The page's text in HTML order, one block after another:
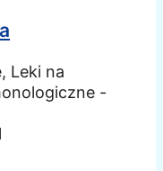
Leki na
-